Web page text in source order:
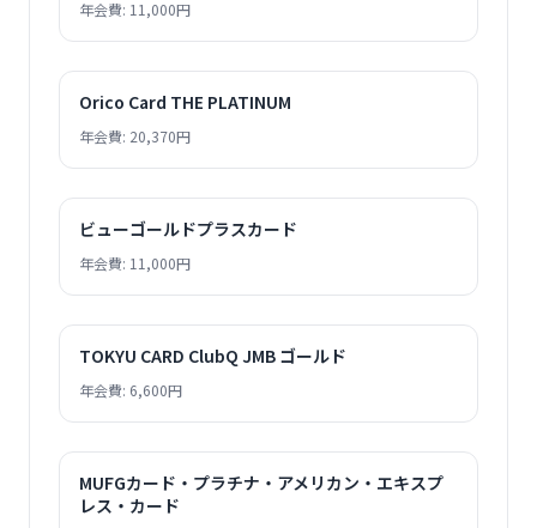
年会費: 11,000円
Orico Card THE PLATINUM
年会費: 20,370円
ビューゴールドプラスカード
年会費: 11,000円
TOKYU CARD ClubQ JMB ゴールド
年会費: 6,600円
MUFGカード・プラチナ・アメリカン・エキスプ
レス・カード